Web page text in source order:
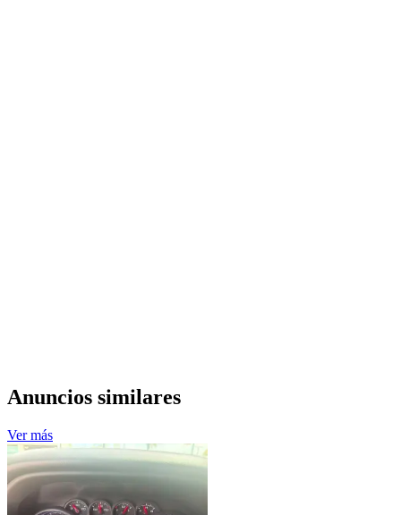
Anuncios similares
Ver más